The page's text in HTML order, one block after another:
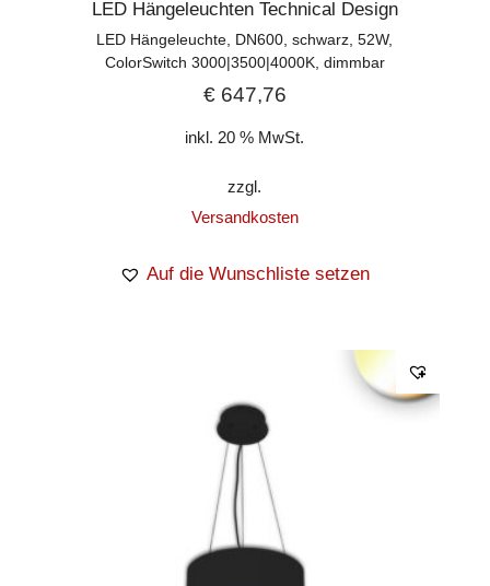
LED Hängeleuchten Technical Design
LED Hängeleuchte, DN600, schwarz, 52W,
ColorSwitch 3000|3500|4000K, dimmbar
€647,76
inkl. 20 % MwSt.
zzgl.
Versandkosten
Auf die Wunschliste setzen